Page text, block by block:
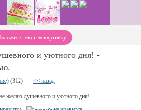
текст на картинку
и уютного дня! -
(312) << назад